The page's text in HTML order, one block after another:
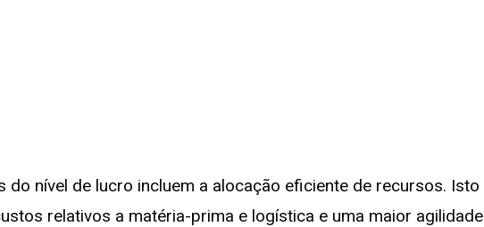
nível de lucro incluem a alocação eficiente de recursos. Isto
relativos a matéria-prima e logística e uma maior agilidade